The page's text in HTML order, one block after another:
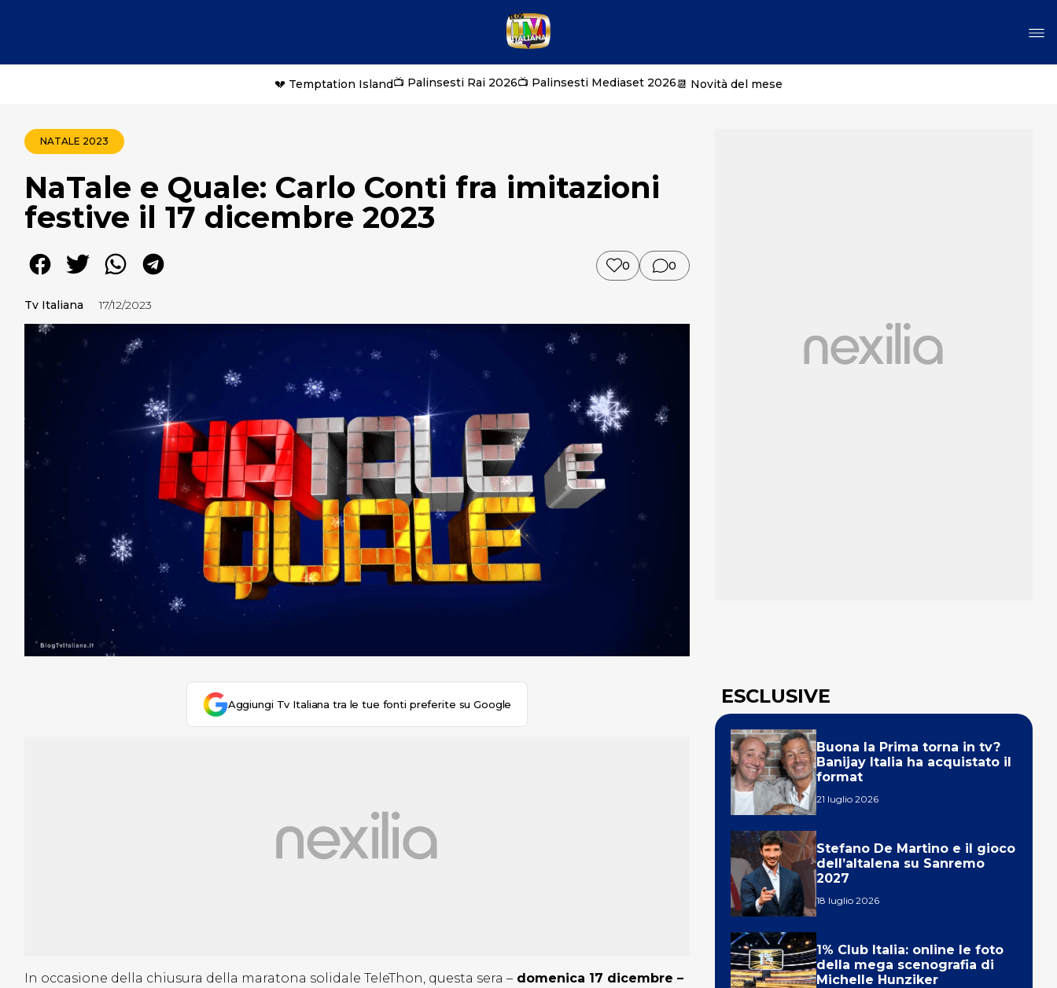
💔 Temptation Island📺 Palinsesti Rai 2026📺 Palinsesti Mediaset 2026📆 Novità del mese
NATALE 2023
NaTale e Quale: Carlo Conti fra imitazioni
festive il 17 dicembre 2023
0 0
Tv Italiana 17/12/2023
Aggiungi Tv Italiana tra le tue fonti preferite su Google
In occasione della chiusura della maratona solidale TeleThon, questa sera – domenica 17 dicembre –
ESCLUSIVE
Buona la Prima torna in tv?
Banijay Italia ha acquistato il
format
21 luglio 2026
Stefano De Martino e il gioco
dell’altalena su Sanremo
2027
18 luglio 2026
1% Club Italia: online le foto
della mega scenografia di
Michelle Hunziker